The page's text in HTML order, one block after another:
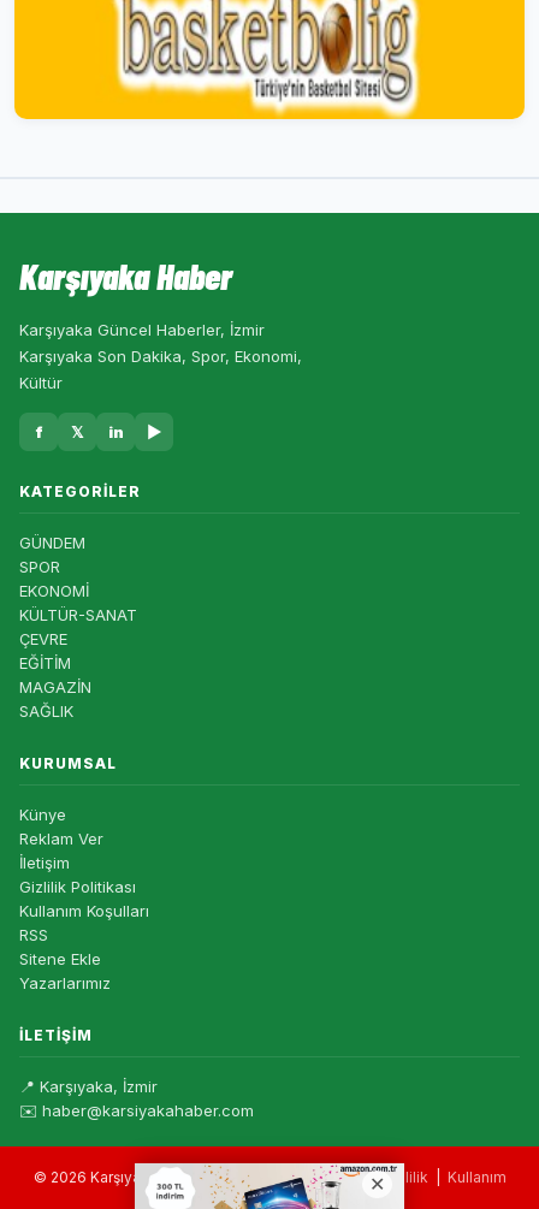
Karşıyaka Haber
Karşıyaka Güncel Haberler, İzmir
Karşıyaka Son Dakika, Spor, Ekonomi,
Kültür
f 𝕏 in ▶
KATEGORILER
GÜNDEM
SPOR
EKONOMİ
KÜLTÜR-SANAT
ÇEVRE
EĞİTİM
MAGAZİN
SAĞLIK
KURUMSAL
Künye
Reklam Ver
İletişim
Gizlilik Politikası
Kullanım Koşulları
RSS
Sitene Ekle
Yazarlarımız
İLETIŞIM
📍 Karşıyaka, İzmir
✉️ haber@karsiyakahaber.com
© 2026 Karşıyaka Haber — Tüm hakları saklıdır. |Gizlilik
Kullanım
Koşulları